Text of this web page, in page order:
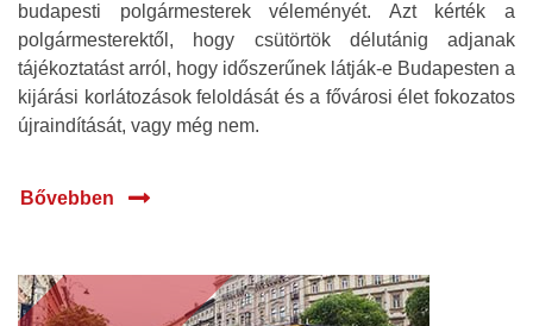
budapesti polgármesterek véleményét. Azt kérték a
polgármesterektől, hogy csütörtök délutánig adjanak
tájékoztatást arról, hogy időszerűnek látják-e Budapesten a
kijárási korlátozások feloldását és a fővárosi élet fokozatos
újraindítását, vagy még nem.
Bővebben